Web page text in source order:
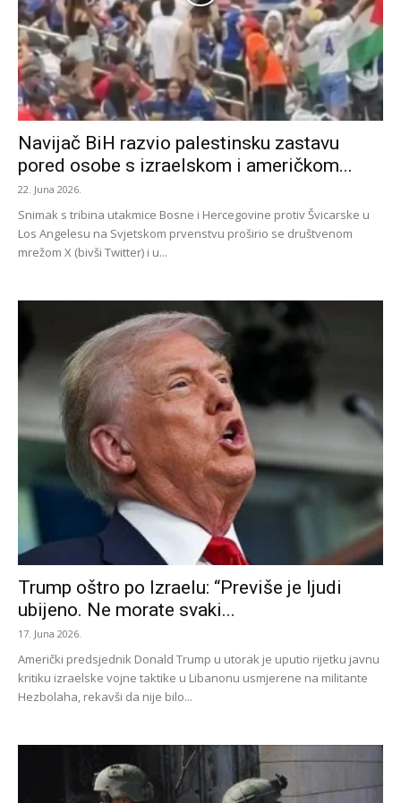
Navijač BiH razvio palestinsku zastavu
pored osobe s izraelskom i američkom...
22. Juna 2026.
Snimak s tribina utakmice Bosne i Hercegovine protiv Švicarske u
Los Angelesu na Svjetskom prvenstvu proširio se društvenom
mrežom X (bivši Twitter) i u...
Trump oštro po Izraelu: “Previše je ljudi
ubijeno. Ne morate svaki...
17. Juna 2026.
Američki predsjednik Donald Trump u utorak je uputio rijetku javnu
kritiku izraelske vojne taktike u Libanonu usmjerene na militante
Hezbolaha, rekavši da nije bilo...